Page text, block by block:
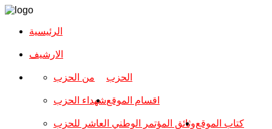
الرئيسية
الارشیف
الحزب من الحزب
شهداء الحزب
وثائق المؤتمر الوطني العاشر للحزب
اقسام الموقع
كتاب الموقع